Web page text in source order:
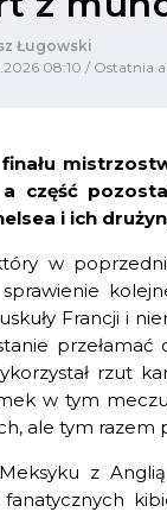
Ługowski
08:10 / Ostatnia
część
i ich
w
Francji i
przełamać
rzut
w tym
ale tym razem
z